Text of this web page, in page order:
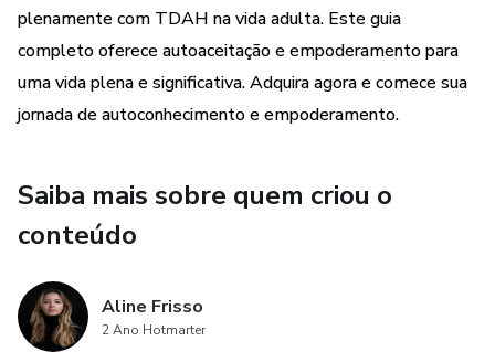
plenamente com TDAH na vida adulta. Este guia
completo oferece autoaceitação e empoderamento para
uma vida plena e significativa. Adquira agora e comece sua
jornada de autoconhecimento e empoderamento.
Saiba mais sobre quem criou o
conteúdo
Aline Frisso
2 Ano Hotmarter